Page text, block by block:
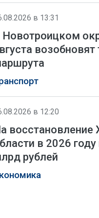
в 13:31
Новотроицком
в 12:20
восстановление
в 2026 году
рублей